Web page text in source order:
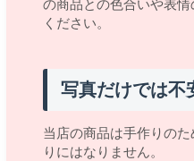
の商品との色合いや表
ください。
写真だけでは不
当店の商品は手作りの
りにはなりません。